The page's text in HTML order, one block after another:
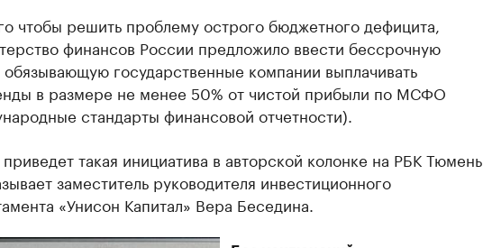
чтобы решить проблему острого бюджетного дефицита,
финансов России предложило ввести бессрочную
государственные компании выплачивать
в размере не менее 50% от чистой прибыли по МСФО
стандарты финансовой отчетности).
такая инициатива в авторской колонке на РБК Тюмень
заместитель руководителя инвестиционного
«Унисон Капитал» Вера Беседина.